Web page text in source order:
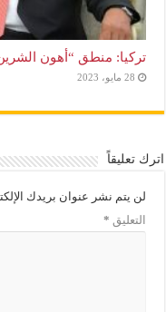
تركيا: منطق “أهون
28 مايو، 2023
اترك تعليقاً
لن يتم نشر عنوان بريدك
التعليق *